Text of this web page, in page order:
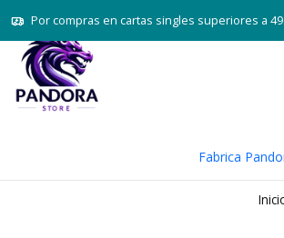
Fabrica
Por compras en cartas singles superiores a